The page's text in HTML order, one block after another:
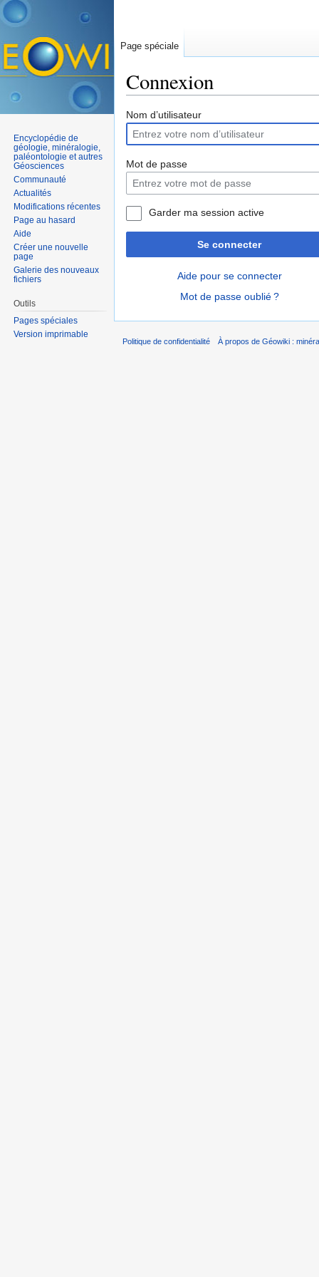
Connexion
Nom d’utilisateur
Mot de passe
Garder ma session active
Se connecter
Aide pour se connecter
Mot de passe oublié ?
Page spéciale
Encyclopédie de
géologie, minéralogie,
paléontologie et autres
Géosciences
Communauté
Actualités
Modifications récentes
Page au hasard
Aide
Créer une nouvelle
page
Galerie des nouveaux
fichiers
Outils
Pages spéciales
Version imprimable
Politique de confidentialité À propos de Géowiki :